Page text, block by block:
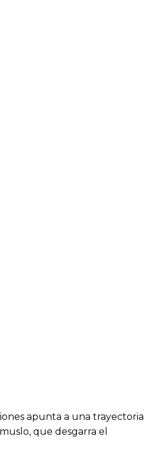
apunta a una trayectoria
que desgarra el